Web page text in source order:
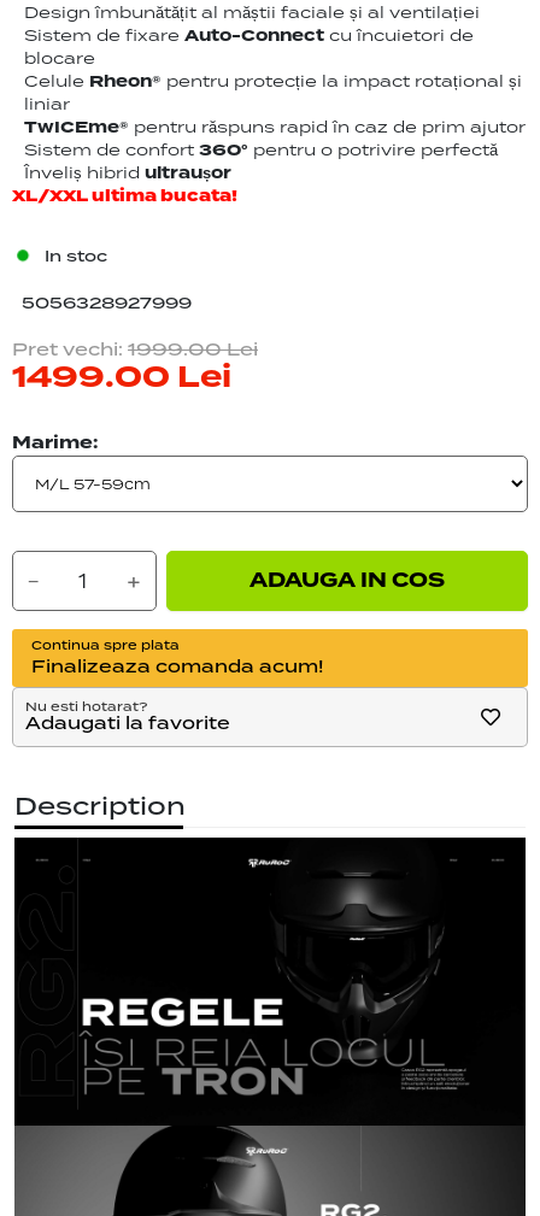
Design îmbunătățit al măștii faciale și al ventilației
Sistem de fixare Auto-Connect cu încuietori de
blocare
Celule Rheon® pentru protecție la impact rotațional și
liniar
TwICEme® pentru răspuns rapid în caz de prim ajutor
Sistem de confort 360° pentru o potrivire perfectă
Înveliș hibrid ultraușor
XL/XXL ultima bucata!
In stoc
5056328927999
Pret vechi: 1999.00Lei
1499.00 Lei
Marime:
− + ADAUGA IN COS
Continua spre plata
Finalizeaza comanda acum!
Nu esti hotarat?
Adaugati la favorite
Description